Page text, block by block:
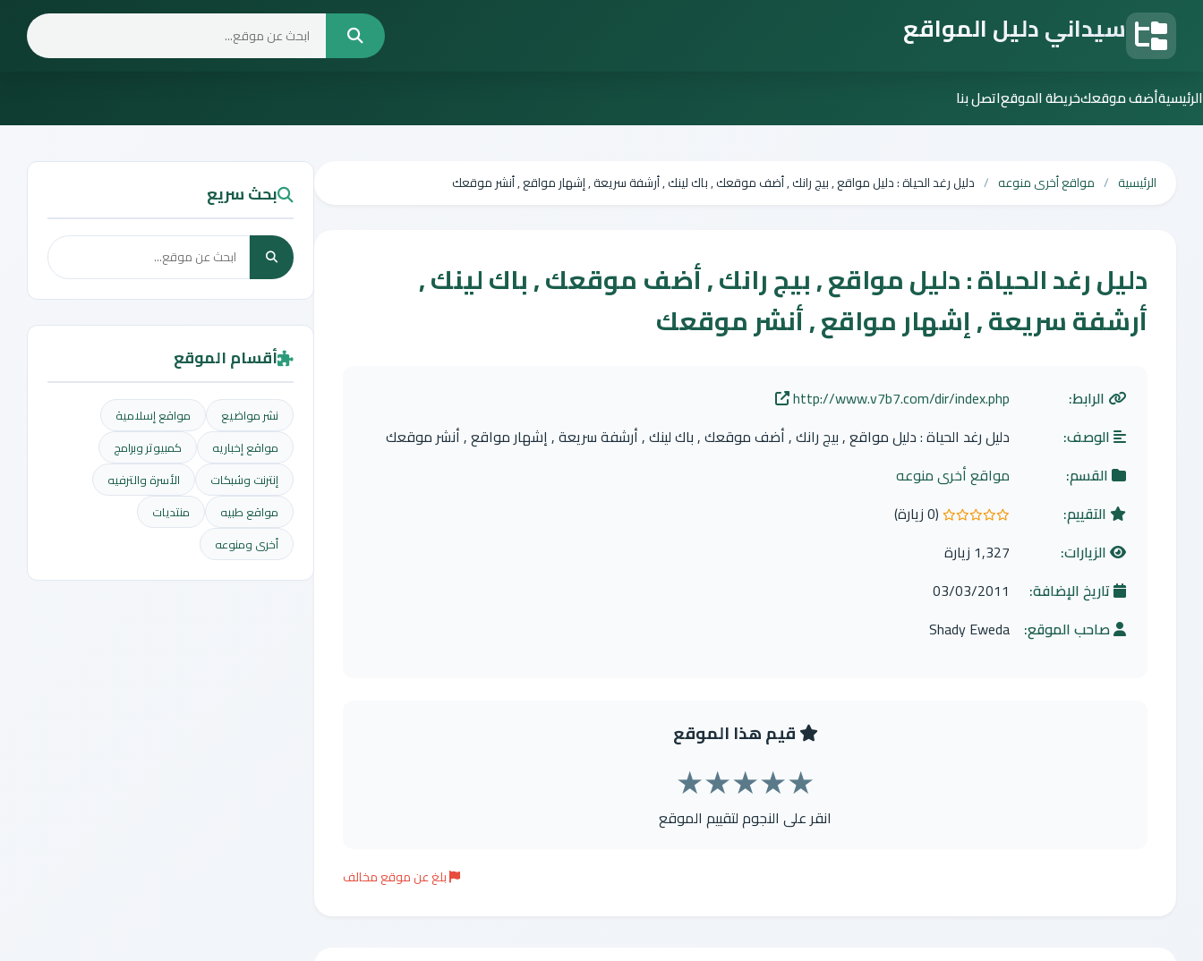
سيداني دليل المواقع
الرئيسيةأضف موقعكخريطة الموقعاتصل بنا
الرئيسية مواقع أخرى منوعه دليل رغد الحياة : دليل مواقع , بيج رانك , أضف موقعك , باك لينك , أرشفة سريعة , إشهار مواقع , أنشر موقعك
دليل رغد الحياة : دليل مواقع , بيج رانك , أضف موقعك , باك لينك ,
أرشفة سريعة , إشهار مواقع , أنشر موقعك
الرابط:
http://www.v7b7.com/dir/index.php
الوصف:
دليل رغد الحياة : دليل مواقع , بيج رانك , أضف موقعك , باك لينك , أرشفة سريعة , إشهار مواقع , أنشر موقعك
القسم:
مواقع أخرى منوعه
التقييم:
0.0 من 5 نجوم
(0 زيارة)
الزيارات:
1,327 زيارة
تاريخ الإضافة:
03/03/2011
صاحب الموقع: Shady Eweda
قيم هذا الموقع
★
★
★
★
★
انقر على النجوم لتقييم الموقع
بلغ عن موقع مخالف
بحث سريع
أقسام الموقع
نشر مواضيع
مواقع إسلامية
مواقع إخباريه
كمبيوتر وبرامج
إنترنت وشبكات
الأسرة والترفيه
مواقع طبيه
منتديات
أخرى ومنوعه